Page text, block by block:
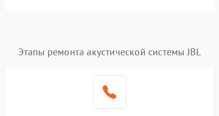
Этапы ремонта акустической системы JBL